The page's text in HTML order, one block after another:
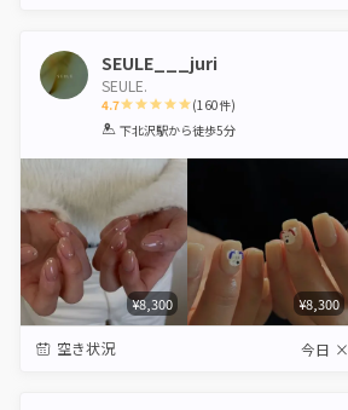
SEULE___juri
SEULE.
4.7
1 2 3 4 5
(160件)
下北沢駅から徒歩5分
¥8,300 ¥8,300
空き状況 今日 ×